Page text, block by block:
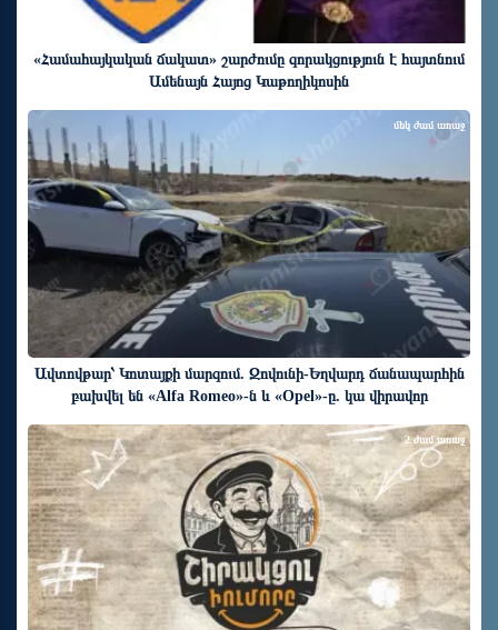
«Համահայկական ճակատ» շարժումը զորակցություն է հայտնում
Ամենայն Հայոց Կաթողիկոսին
Ավտովթար՝ Կոտայքի մարզում. Զովունի-Եղվարդ ճանապարհին
բախվել են «Alfa Romeo»-ն և «Opel»-ը. կա վիրավոր
մեկ ժամ առաջ
2 ժամ առաջ